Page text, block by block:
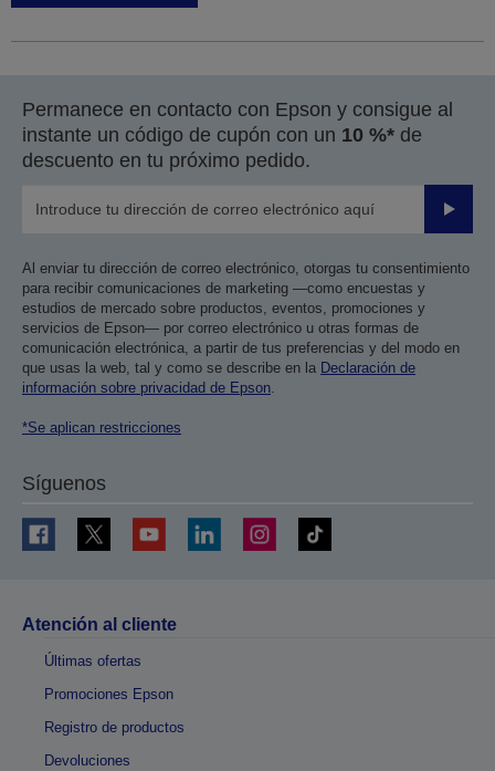
Permanece en contacto con Epson y consigue al
instante un código de cupón con un 10 %* de
descuento en tu próximo pedido.
Enviar
Al enviar tu dirección de correo electrónico, otorgas tu consentimiento
para recibir comunicaciones de marketing —como encuestas y
estudios de mercado sobre productos, eventos, promociones y
servicios de Epson— por correo electrónico u otras formas de
comunicación electrónica, a partir de tus preferencias y del modo en
que usas la web, tal y como se describe en la Declaración de
información sobre privacidad de Epson.
*Se aplican restricciones
Síguenos
Atención al cliente
Últimas ofertas
Promociones Epson
Registro de productos
Devoluciones